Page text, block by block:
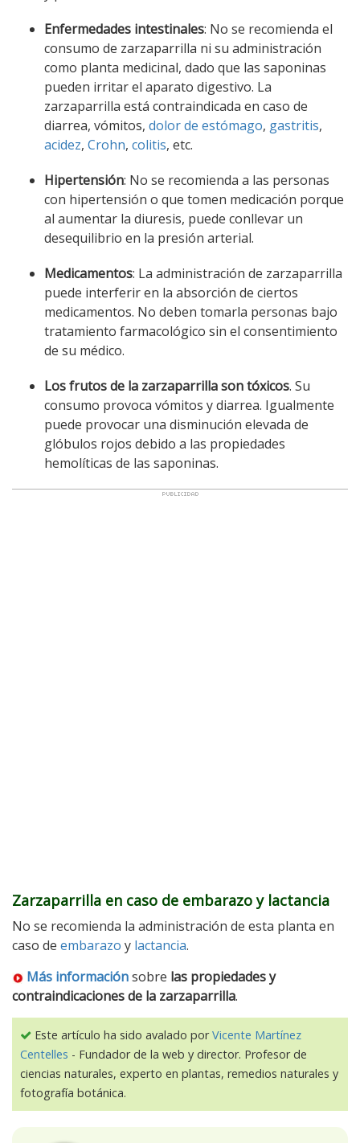
Enfermedades intestinales: No se recomienda el
consumo de zarzaparrilla ni su administración
como planta medicinal, dado que las saponinas
pueden irritar el aparato digestivo. La
zarzaparrilla está contraindicada en caso de
diarrea, vómitos, dolor de estómago, gastritis,
acidez, Crohn, colitis, etc.
Hipertensión: No se recomienda a las personas
con hipertensión o que tomen medicación porque
al aumentar la diuresis, puede conllevar un
desequilibrio en la presión arterial.
Medicamentos: La administración de zarzaparrilla
puede interferir en la absorción de ciertos
medicamentos. No deben tomarla personas bajo
tratamiento farmacológico sin el consentimiento
de su médico.
Los frutos de la zarzaparrilla son tóxicos. Su
consumo provoca vómitos y diarrea. Igualmente
puede provocar una disminución elevada de
glóbulos rojos debido a las propiedades
hemolíticas de las saponinas.
Zarzaparrilla en caso de embarazo y lactancia
No se recomienda la administración de esta planta en
caso de embarazo y lactancia.
Más informaciónsobre las propiedades y
contraindicaciones de la zarzaparrilla.
Este artículo ha sido avalado porVicente Martínez
Centelles - Fundador de la web y director. Profesor de
ciencias naturales, experto en plantas, remedios naturales y
fotografía botánica.